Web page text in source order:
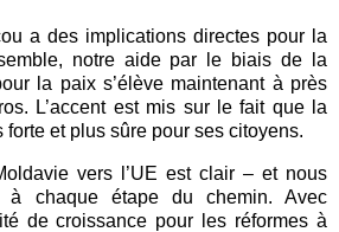
a des implications directes pour la
notre aide par le biais de la
la paix s’élève maintenant à près
L’accent est mis sur le fait que la
et plus sûre pour ses citoyens.
vers l’UE est clair – et nous
à chaque étape du chemin. Avec
de croissance pour les réformes à